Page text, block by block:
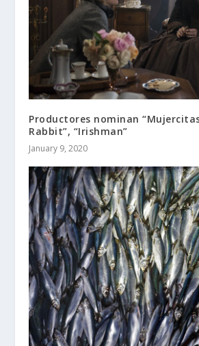
Productores nominan
Rabbit”, “Irishman”
January 9, 2020